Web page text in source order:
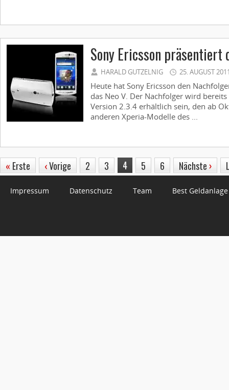
Sony Ericsson präsentiert
HARALD GUTZELNIG 25. AUGUST
Heute hat Sony Ericsson den
das Neo V. Der Nachfolger wird
Version 2.3.4 erhältlich sein, den ab
anderen Xperia-Modelle des ...
« Erste ‹Vorige 2 3 4 5 6 Nächste ›
Impressum Datenschutz Team Best Geldanlage